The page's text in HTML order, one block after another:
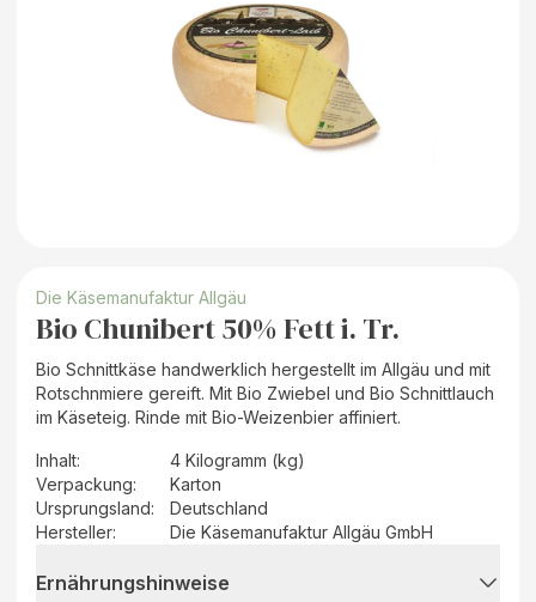
Die Käsemanufaktur Allgäu
Bio Chunibert 50% Fett i. Tr.
Bio Schnittkäse handwerklich hergestellt im Allgäu und mit
Rotschnmiere gereift. Mit Bio Zwiebel und Bio Schnittlauch
im Käseteig. Rinde mit Bio-Weizenbier affiniert.
Inhalt:
4 Kilogramm (kg)
Verpackung:
Karton
Ursprungsland:
Deutschland
Hersteller: Die Käsemanufaktur Allgäu GmbH
Ernährungshinweise